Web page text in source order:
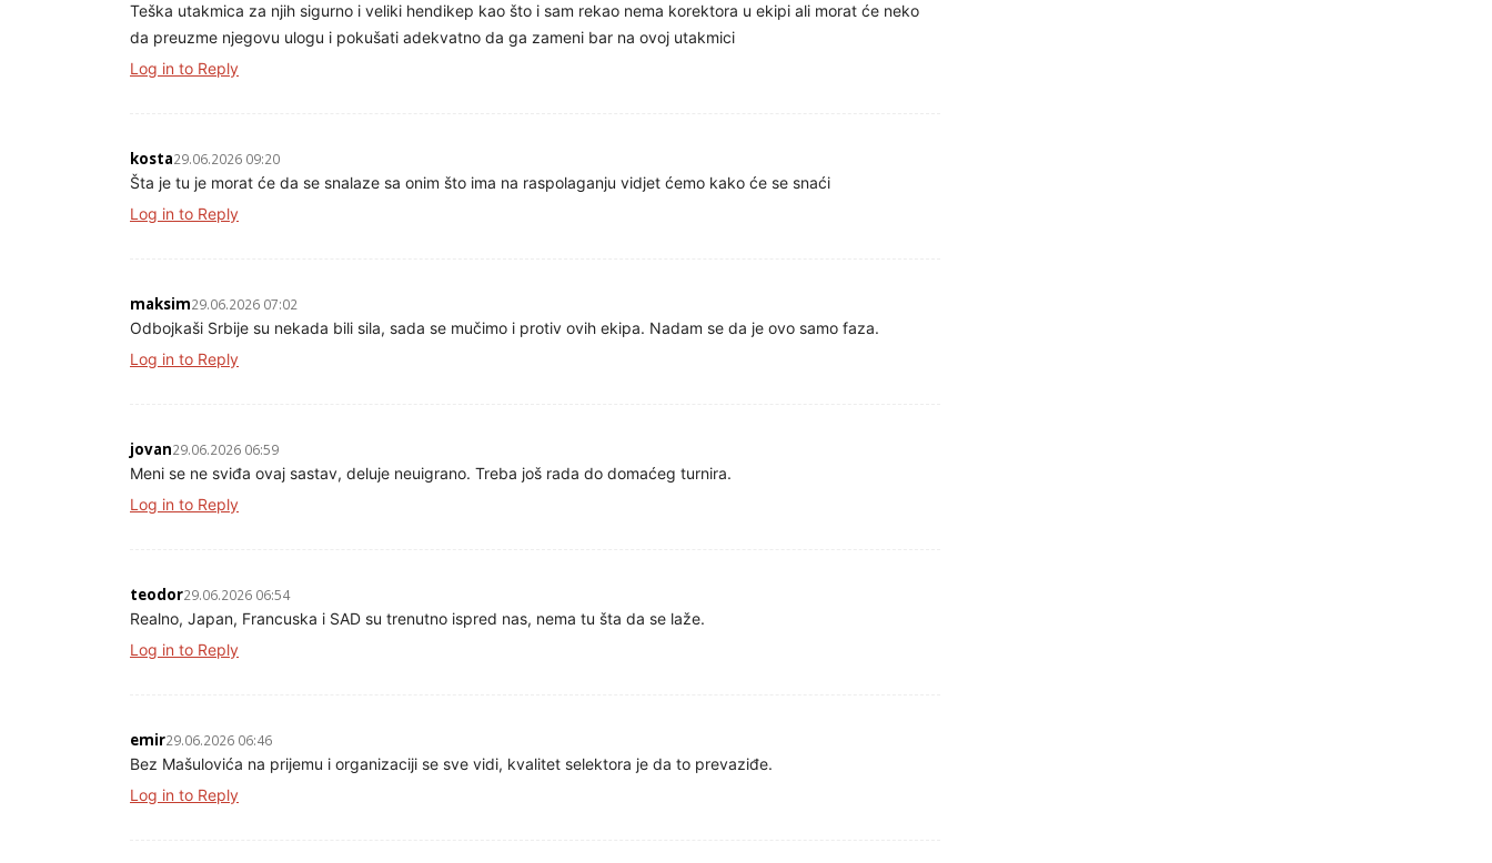
Teška utakmica za njih sigurno i veliki hendikep kao što i sam rekao nema korektora u ekipi ali morat će neko
da preuzme njegovu ulogu i pokušati adekvatno da ga zameni bar na ovoj utakmici
Log in to Reply
kosta29.06.2026 09:20
Šta je tu je morat će da se snalaze sa onim što ima na raspolaganju vidjet ćemo kako će se snaći
Log in to Reply
maksim29.06.2026 07:02
Odbojkaši Srbije su nekada bili sila, sada se mučimo i protiv ovih ekipa. Nadam se da je ovo samo faza.
Log in to Reply
jovan29.06.2026 06:59
Meni se ne sviđa ovaj sastav, deluje neuigrano. Treba još rada do domaćeg turnira.
Log in to Reply
teodor29.06.2026 06:54
Realno, Japan, Francuska i SAD su trenutno ispred nas, nema tu šta da se laže.
Log in to Reply
emir29.06.2026 06:46
Bez Mašulovića na prijemu i organizaciji se sve vidi, kvalitet selektora je da to prevaziđe.
Log in to Reply